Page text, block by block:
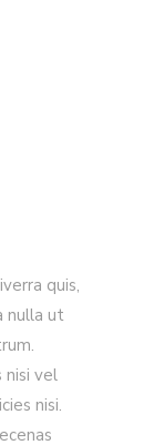
quis,
nulla ut
nisi vel
nisi.